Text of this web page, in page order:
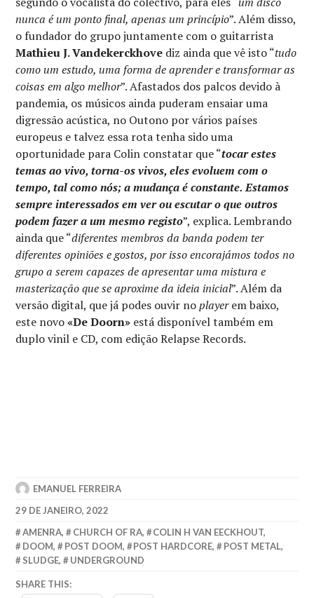
nunca é um ponto final, apenas um princípio”. Além disso,
o fundador do grupo juntamente com o guitarrista
Mathieu J. Vandekerckhove diz ainda que vê isto “tudo
como um estudo, uma forma de aprender e transformar as
coisas em algo melhor”. Afastados dos palcos devido à
pandemia, os músicos ainda puderam ensaiar uma
digressão acústica, no Outono por vários países
europeus e talvez essa rota tenha sido uma
oportunidade para Colin constatar que “tocar estes
temas ao vivo, torna-os vivos, eles evoluem com o
tempo, tal como nós; a mudança é constante. Estamos
sempre interessados em ver ou escutar o que outros
podem fazer a um mesmo registo”, explica. Lembrando
ainda que “diferentes membros da banda podem ter
diferentes opiniões e gostos, por isso encorajámos todos no
grupo a serem capazes de apresentar uma mistura e
masterização que se aproxime da ideia inicial”. Além da
versão digital, que já podes ouvir noplayerem baixo,
este novo«De Doorn» está disponível também em
duplo vinil e CD, com edição Relapse Records.
EMANUEL FERREIRA
29 DE JANEIRO, 2022
AMENRA, CHURCH OF RA, COLIN H VAN EECKHOUT,
DOOM, POST DOOM, POST HARDCORE, POST METAL,
SLUDGE, UNDERGROUND
SHARE THIS: